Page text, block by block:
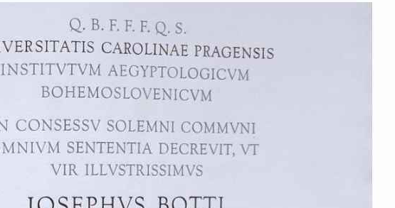
STORIA E FILOSOFIA
Scienze storiche,
umanistiche, Religione
Scienze informatiche,
Architettura, Ingegneria
TEAM
FILODIRITTO REDAZIONE COMITATO SCIENTIFICO AUTORI